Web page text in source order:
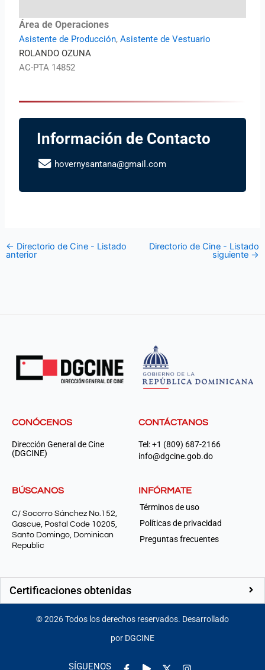
Área de Operaciones
Asistente de Producción,Asistente de Vestuario
ROLANDO OZUNA
AC-PTA 14852
Información de Contacto
hovernysantana@gmail.com
← Directorio de Cine - Listado
anterior
Directorio de Cine - Listado
siguiente →
CONÓCENOS
Dirección General de Cine
(DGCINE)
CONTÁCTANOS
Tel: +1 (809) 687-2166
info@dgcine.gob.do
BÚSCANOS
C/ Socorro Sánchez No.152,
Gascue, Postal Code 10205,
Santo Domingo, Dominican
Republic
INFÓRMATE
Términos de uso
Políticas de privacidad
Preguntas frecuentes
Certificaciones obtenidas
©2026Todos los derechos reservados. Desarrollado
por DGCINE
SÍGUENOS
Facebook-
Play Instagram